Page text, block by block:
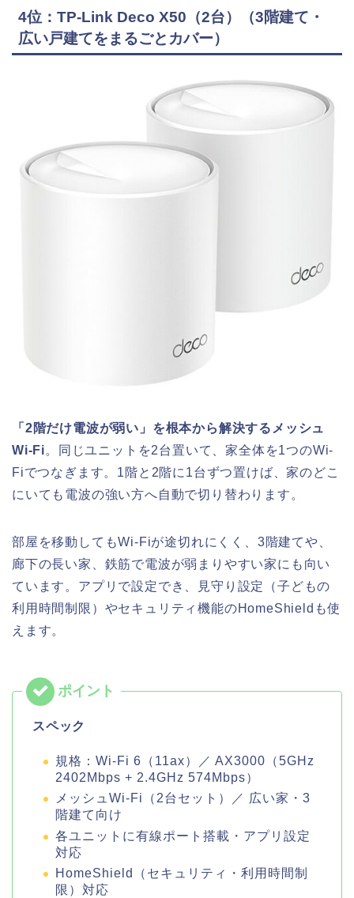
4位：TP-Link Deco X50（2台）（3階建て・
広い戸建てをまるごとカバー）
「2階だけ電波が弱い」を根本から解決するメッシュ
Wi-Fi。同じユニットを2台置いて、家全体を1つのWi-
Fiでつなぎます。1階と2階に1台ずつ置けば、家のどこ
にいても電波の強い方へ自動で切り替わります。
部屋を移動してもWi-Fiが途切れにくく、3階建てや、
廊下の長い家、鉄筋で電波が弱まりやすい家にも向い
ています。アプリで設定でき、見守り設定（子どもの
利用時間制限）やセキュリティ機能のHomeShieldも使
えます。
スペック
規格：Wi-Fi 6（11ax）／ AX3000（5GHz
2402Mbps + 2.4GHz 574Mbps）
メッシュWi-Fi（2台セット）／ 広い家・3
階建て向け
各ユニットに有線ポート搭載・アプリ設定
対応
HomeShield（セキュリティ・利用時間制
限）対応